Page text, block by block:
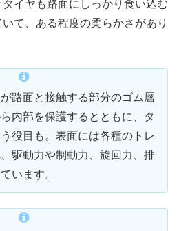
イヤも路面にしっかり食い込む
て、ある程度の柔らかさがあり
路面と接触する部分のゴム層
内部を保護するとともに、タ
役目も。表面には各種のトレ
駆動力や制動力、旋回力、排
います。